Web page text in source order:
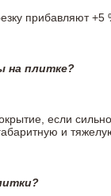
прибавляют +5
на плитке?
если
и